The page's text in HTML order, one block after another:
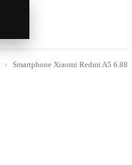
Smartphone Xiaomi Redmi A5 6.88